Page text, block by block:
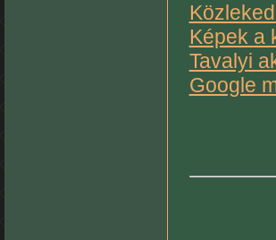
Képek a
Tavalyi
Google